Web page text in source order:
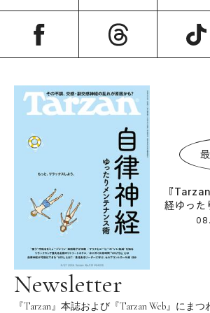
『
経ゆった
Newsletter
『Tarzan』本誌および『Tarzan Web』にま